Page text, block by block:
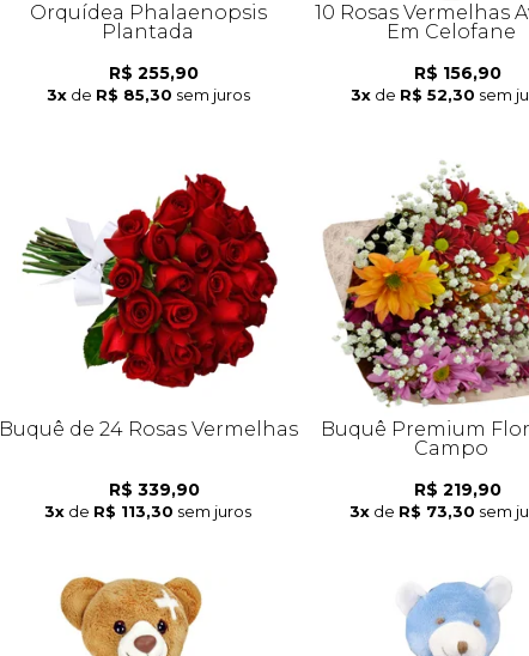
Orquídea Phalaenopsis
Plantada
R$ 255,90
3x de R$ 85,30 sem juros
10 Rosas Vermelhas
Em Celofane
R$ 156,90
3x de R$ 52,30 sem
Buquê de 24 Rosas Vermelhas
R$ 339,90
3x de R$ 113,30 sem juros
Buquê Premium
Campo
R$ 219,90
3x de R$ 73,30 sem